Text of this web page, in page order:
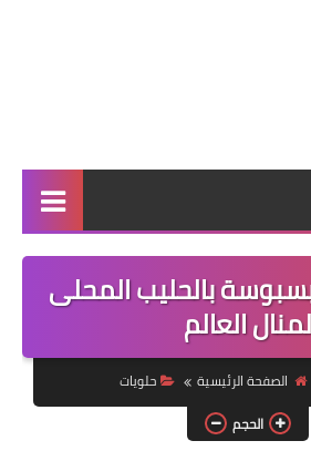
الرئيسية
أطباق ووجبات
أطباق رئيسية
أطباق جانبية
بالحليب المحلى
لمنال العالم
الصفحة الرئيسية
حلويات
الحجم